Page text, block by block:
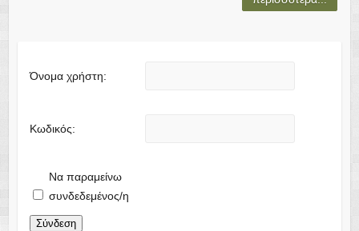
Όνομα χρήστη:
Κωδικός:
Να παραμείνω
συνδεδεμένος/η
Σύνδεση